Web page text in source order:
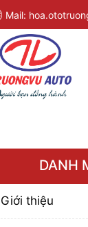
Mail:
DANH
Giới thiệu